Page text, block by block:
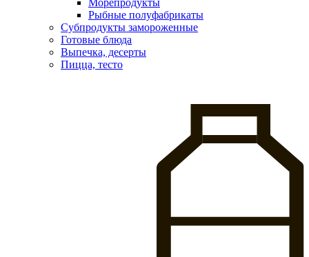
Морепродукты
Рыбные полуфабрикаты
Субпродукты замороженные
Готовые блюда
Выпечка, десерты
Пицца, тесто